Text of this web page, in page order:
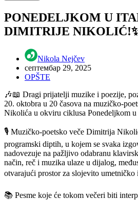
PONEDELJKOM U
DIMITRIJE
Nikola Nejčev
септембар 29, 2025
OPŠTE
🎶📖 Dragi prijatelji muzike i poezije,
20. oktobra u 20 časova na muzičko-
Nikolića u okviru ciklusa Ponedeljkom
🎙 Muzičko-poetsko veče Dimitrija
programski diptih, u kojem se svaka
nadovezuje na pažljivo odabranu
način, reč i muzika ulaze u dijalog,
otvarajući prostor za slojevito
📚 Pesme koje će tokom večeri biti